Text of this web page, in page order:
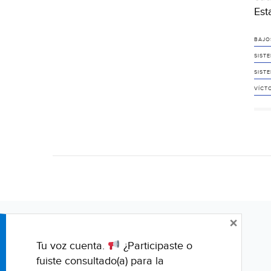
Tu voz cuenta.
¿Participaste o
fuiste consultado(a) para la
×